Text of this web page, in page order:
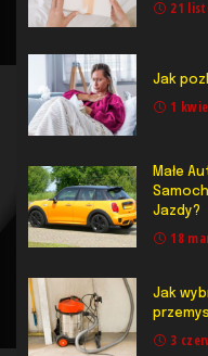
21
Jak
1
Małe
Jazdy?
18
Jak
3